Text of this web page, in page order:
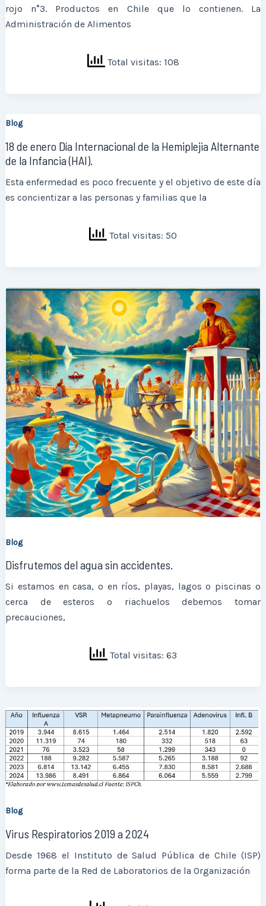
rojo n°3. Productos en Chile que lo contienen. La
Administración de Alimentos
Total visitas: 108
Blog
18 de enero Día Internacional de la Hemiplejia Alternante
de la Infancia (HAI).
Esta enfermedad es poco frecuente y el objetivo de este día
es concientizar a las personas y familias que la
Total visitas: 50
Blog
Disfrutemos del agua sin accidentes.
Si estamos en casa, o en ríos, playas, lagos o piscinas o
cerca de esteros o riachuelos debemos tomar
precauciones,
Total visitas: 63
Blog
Virus Respiratorios 2019 a 2024
Desde 1968 el Instituto de Salud Pública de Chile (ISP)
forma parte de la Red de Laboratorios de la Organización